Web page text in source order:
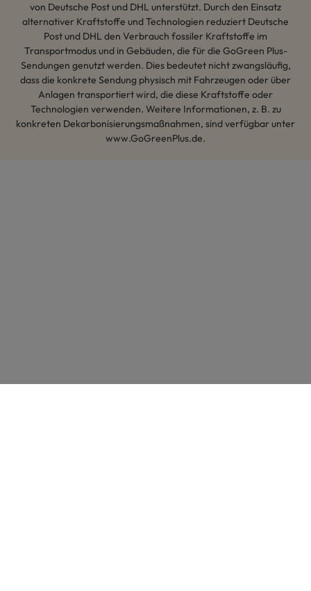
von Deutsche Post und DHL unterstützt. Durch den Einsatz
alternativer Kraftstoffe und Technologien reduziert Deutsche
Post und DHL den Verbrauch fossiler Kraftstoffe im
Transportmodus und in Gebäuden, die für die GoGreen Plus-
Sendungen genutzt werden. Dies bedeutet nicht zwangsläufig,
dass die konkrete Sendung physisch mit Fahrzeugen oder über
Anlagen transportiert wird, die diese Kraftstoffe oder
Technologien verwenden. Weitere Informationen, z. B. zu
konkreten Dekarbonisierungsmaßnahmen, sind verfügbar unter
www.GoGreenPlus.de.